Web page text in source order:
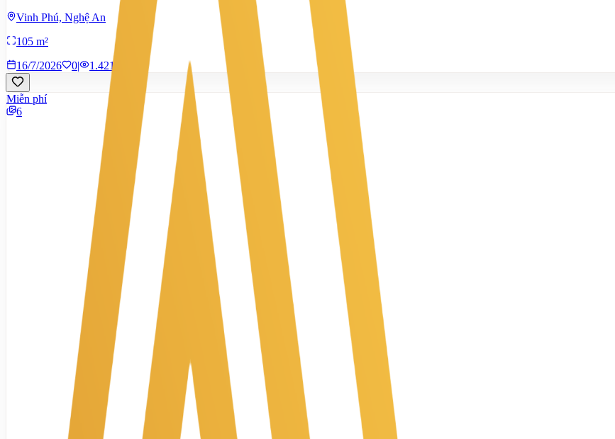
Vinh Phú, Nghệ An
105 m²
16/7/2026
0| 1.421
Miễn phí
6